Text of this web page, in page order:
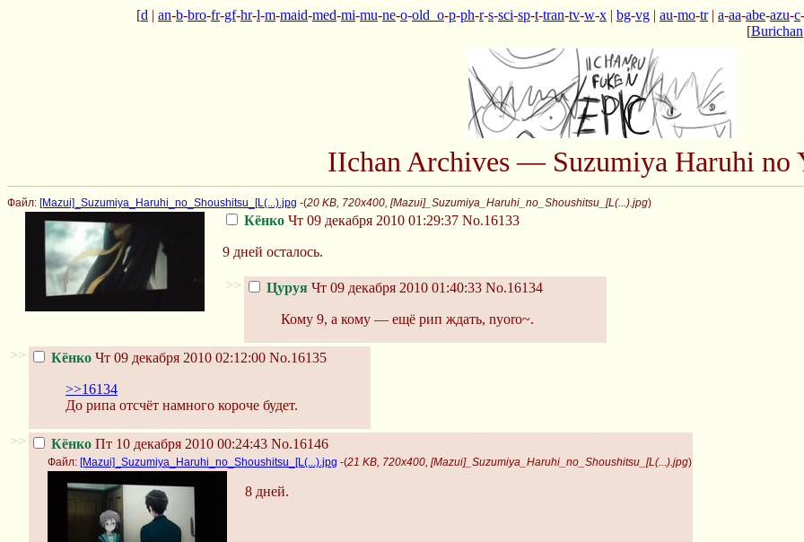
[d | an-b-bro-fr-gf-hr-l-m-maid-med-mi-mu-ne-o-old_o-p-ph-r-s-sci-sp-t-tran-tv-w-x | bg-vg | au-mo-tr| a-aa-abe-azu-c-
[Burichan
IIchan Archives — Suzumiya Haruhi no
Файл: [Mazui]_Suzumiya_Haruhi_no_Shoushitsu_[L(...).jpg -(20 KB, 720x400, [Mazui]_Suzumiya_Haruhi_no_Shoushitsu_[L(...).jpg)
Кёнко Чт 09 декабря 2010 01:29:37 No.16133
9 дней осталось.
>> Цуруя Чт 09 декабря 2010 01:40:33 No.16134
Кому 9, а кому — ещё рип ждать, nyoro~.
>> Кёнко Чт 09 декабря 2010 02:12:00 No.16135
>>16134
До рипа отсчёт намного короче будет.
>> Кёнко Пт 10 декабря 2010 00:24:43 No.16146
Файл: [Mazui]_Suzumiya_Haruhi_no_Shoushitsu_[L(...).jpg -(21 KB, 720x400, [Mazui]_Suzumiya_Haruhi_no_Shoushitsu_[L(...).jpg)
8 дней.